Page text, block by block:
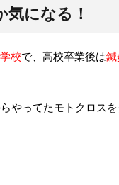
になる！
校で、高校卒業後は鍼
やってたモトクロス